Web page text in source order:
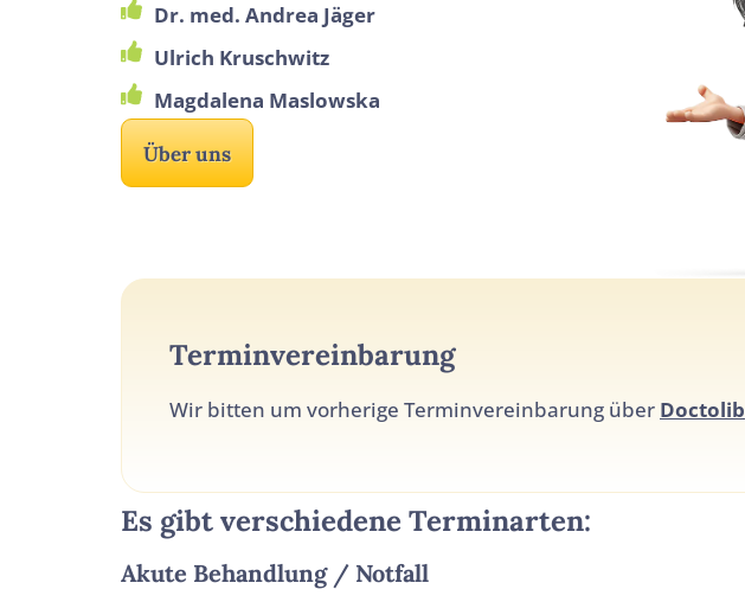
Dr. med. Andrea Jäger
Ulrich Kruschwitz
Magdalena Maslowska
Über uns
Terminvereinbarung
Wir bitten um vorherige Terminvereinbarung über Doctolib
Es gibt verschiedene Terminarten:
Akute Behandlung / Notfall